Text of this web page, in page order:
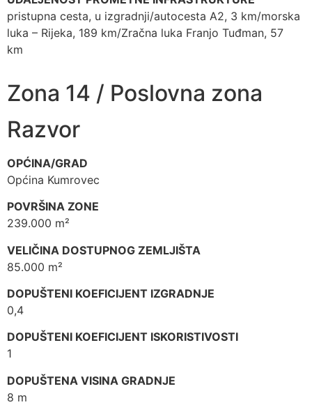
pristupna cesta, u izgradnji/autocesta A2, 3 km/morska
luka – Rijeka, 189 km/Zračna luka Franjo Tuđman, 57
km
Zona 14 / Poslovna zona
Razvor
OPĆINA/GRAD
Općina Kumrovec
POVRŠINA ZONE
239.000 m²
VELIČINA DOSTUPNOG ZEMLJIŠTA
85.000 m²
DOPUŠTENI KOEFICIJENT IZGRADNJE
0,4
DOPUŠTENI KOEFICIJENT ISKORISTIVOSTI
1
DOPUŠTENA VISINA GRADNJE
8 m